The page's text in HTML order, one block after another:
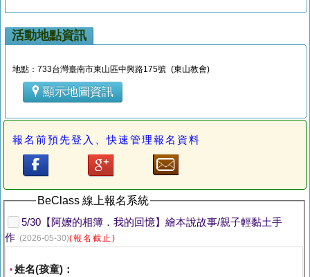
活動地點資訊
地點：733台灣臺南市東山區中興路175號 (東山教會)
顯示地圖資訊
報名前預先登入、快速管理報名資料
BeClass 線上報名系統
5/30【阿嬤的相簿．我的回憶】繪本說故事/親子輕黏土手
作 (2026-05-30)(報名截止)
* 姓名(孩童)：